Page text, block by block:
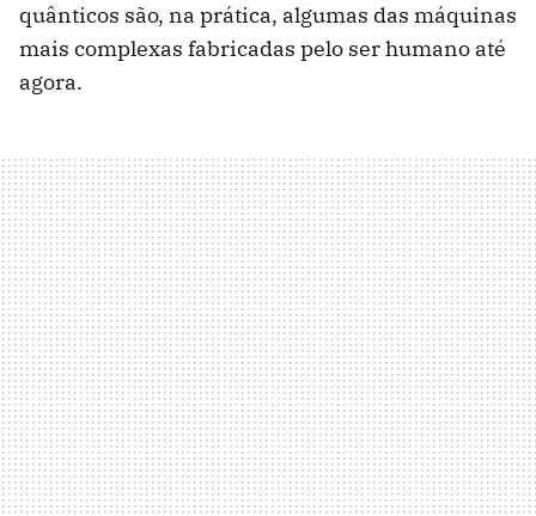
quânticos são, na prática, algumas das máquinas
mais complexas fabricadas pelo ser humano até
agora.